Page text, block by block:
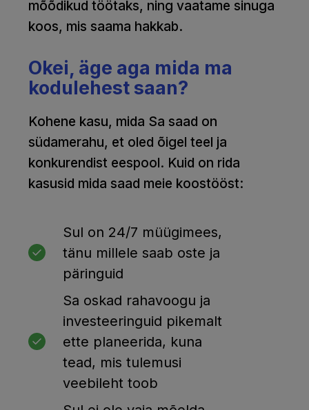
mõõdikud töötaks, ning vaatame sinuga
koos, mis saama hakkab.
Okei, äge aga mida ma
kodulehest saan?
Kohene kasu, mida Sa saad on
südamerahu, et oled õigel teel ja
konkurendist eespool. Kuid on rida
kasusid mida saad meie koostööst:
Sul on 24/7 müügimees,
tänu millele saab oste ja
päringuid
Sa oskad rahavoogu ja
investeeringuid pikemalt
ette planeerida, kuna
tead, mis tulemusi
veebileht toob